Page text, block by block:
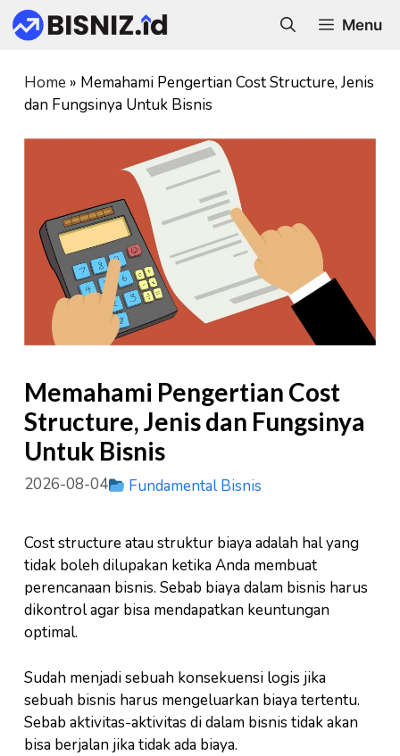
Skip
to
Menu
Home » Memahami Pengertian Cost Structure, Jenis
dan Fungsinya Untuk Bisnis
Memahami Pengertian Cost
Structure, Jenis dan Fungsinya
Untuk Bisnis
2026-08-04 Fundamental Bisnis
Cost structure atau struktur biaya adalah hal yang
tidak boleh dilupakan ketika Anda membuat
perencanaan bisnis. Sebab biaya dalam bisnis harus
dikontrol agar bisa mendapatkan keuntungan
optimal.
Sudah menjadi sebuah konsekuensi logis jika
sebuah bisnis harus mengeluarkan biaya tertentu.
Sebab aktivitas-aktivitas di dalam bisnis tidak akan
bisa berjalan jika tidak ada biaya.